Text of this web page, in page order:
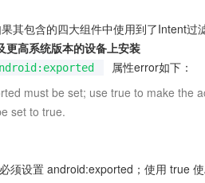
其包含的四大组件中使用到了Intent
高系统版本的设备上安装
属性error如下：
set to true.
须设置 android:exported；使用 true